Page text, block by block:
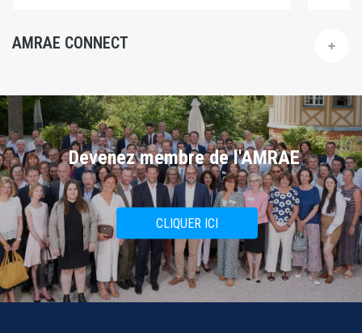
AMRAE CONNECT
Devenez membre de l'AMRAE
CLIQUER ICI